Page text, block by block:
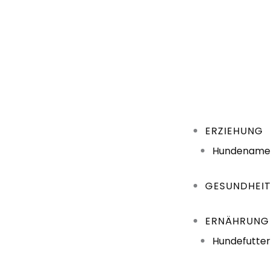
ERZIEHUNG
GESUNDHEIT
ERNÄHRUNG
Hundefutter